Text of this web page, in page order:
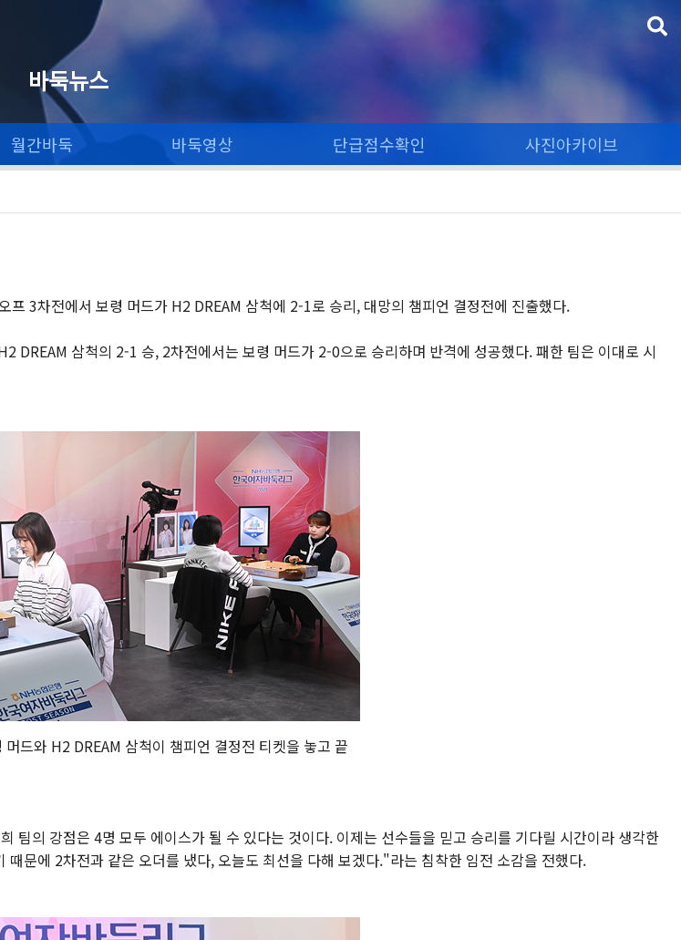
바둑뉴스
월간바둑 바둑영상 단급점수확인 사진아카이브
3차전에서 보령 머드가 H2 DREAM 삼척에 2-1로 승리, 대망의 챔피언 결정전에 진출했다.
DREAM 삼척의 2-1 승, 2차전에서는 보령 머드가 2-0으로 승리하며 반격에 성공했다. 패한 팀은 이대로 시
드와 H2 DREAM 삼척이 챔피언 결정전 티켓을 놓고 끝
팀의 강점은 4명 모두 에이스가 될 수 있다는 것이다. 이제는 선수들을 믿고 승리를 기다릴 시간이라 생각한
문에 2차전과 같은 오더를 냈다, 오늘도 최선을 다해 보겠다."라는 침착한 임전 소감을 전했다.